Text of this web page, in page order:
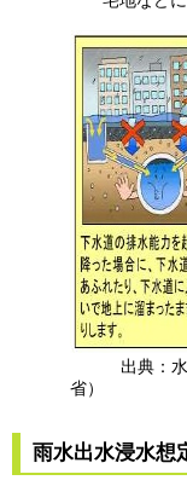
出典：水害
省）
雨水出水浸水想